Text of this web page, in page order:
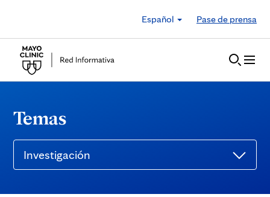
Español
Pase de prensa
Temas
Investigación